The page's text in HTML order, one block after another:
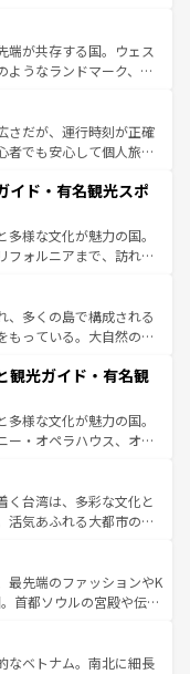
楽しみ方が可能だ。さ
溢れており、どの街角に
。パリ以外の個性あふ
飽きることがない。ベ
州のアルプスの絶景、そ
った風景は必見。ビール
なお、新着の
照してほしい。
端が共存する国。ウェス
ようなランドマーク、歴
、優雅なアフタヌーン
い英国パブ、サッカー観
験も豊富。イギリスを旅
さだが、運行時刻が正確
者でも安心して個人旅行
ならではのユニークな
なく町歩きも満喫する
め物価も高いが、旅行
もあり、うまく活用すれ
イド・有名観光スポ
様な文化が魅力の国。
フォルニアまで、訪れる
ピング、エンターテイ
ットだ。一方、アメリカ
ドキャニオンやイエロー
美食が融合した独特の
地域で異なる魅力を楽
史を感じることができ
列車の旅も、アメリカ
、多くの島で構成される
もっている。大自然の神
観光地といえばオアフ
ウイ島やカウアイ島が
く海をはじめ、豊かな
ロハスピリット」と呼ば
ワイアンミュージッ
べてがハワイの魅力を彩
と感動が待っているハ
観光ガイド・有名観
様な文化が魅力の国。
ー・オペラハウス、オー
ウルル（エアーズロッ
やケアンズの熱帯雨林な
カフェやワイン、オージ
り、サーフィンやダイ
ドア好きにはたまらな
を存分に味わいつくそ
く台湾は、多彩な文化と
活気あふれる大都市の台
東部など、都市の喧騒
訪れる人に新しい発見と
奥深い台湾の食文化も魅
バラエティ豊かな料理
情報は コンテンツ一覧を参
最先端のファッションやK
首都ソウルの宮殿や伝統
自然美を楽しむことが
絶品のストリートフード
なベトナム。南北に細長